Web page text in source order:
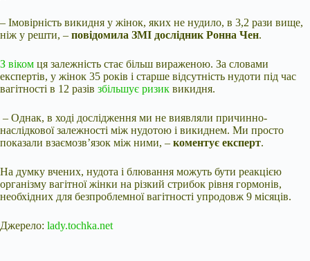
– Імовірність викидня у жінок, яких не нудило, в 3,2 рази вище,
ніж у решти, – повідомила ЗМІ дослідник Ронна Чен.
З віком ця залежність стає більш вираженою. За словами
експертів, у жінок 35 років і старше відсутність нудоти під час
вагітності в 12 разів збільшує ризик викидня.
– Однак, в ході дослідження ми не виявляли причинно-
наслідкової залежності між нудотою і викиднем. Ми просто
показали взаємозв’язок між ними, – коментує експерт.
На думку вчених, нудота і блювання можуть бути реакцією
організму вагітної жінки на різкий стрибок рівня гормонів,
необхідних для безпроблемної вагітності упродовж 9 місяців.
Джерело: lady.tochka.net